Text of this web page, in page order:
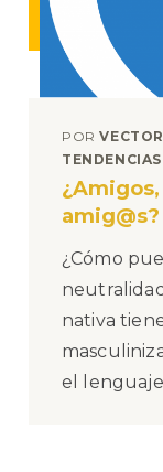
POR
amig@s?
¿Cómo
nativa
el